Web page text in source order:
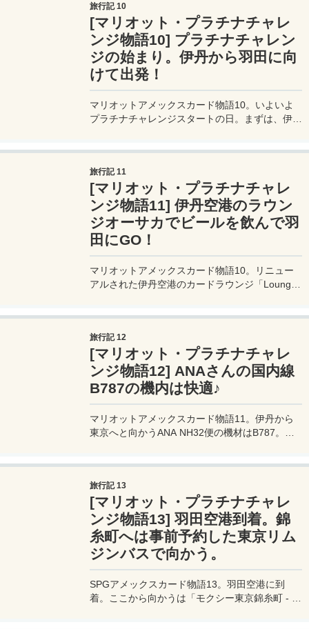
くまで落ちるベストレート保証申請の秘訣・コツ
をお届け。
旅行記 10
[マリオット・プラチナチャレ
ンジ物語10] プラチナチャレン
ジの始まり。伊丹から羽田に向
けて出発！
マリオットアメックスカード物語10。いよいよ
プラチナチャレンジスタートの日。まずは、伊丹
旅行記 11
[マリオット・プラチナチャレ
ンジ物語11] 伊丹空港のラウン
ジオーサカでビールを飲んで羽
田にGO！
マリオットアメックスカード物語10。リニュー
アルされた伊丹空港のカードラウンジ「Lounge
で、なんだか海外旅行の気分だ。
旅行記 12
[マリオット・プラチナチャレ
ンジ物語12] ANAさんの国内線
B787の機内は快適♪
マリオットアメックスカード物語11。伊丹から
東京へと向かうANA NH32便の機材はB787。席
ャリアならではだ。
旅行記 13
[マリオット・プラチナチャレ
ンジ物語13] 羽田空港到着。錦
糸町へは事前予約した東京リム
ジンバスで向かう。
SPGアメックスカード物語13。羽田空港に到
着。ここから向かうは「モクシー東京錦糸町 - マ